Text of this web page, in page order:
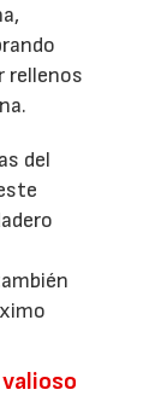
rellenos
del